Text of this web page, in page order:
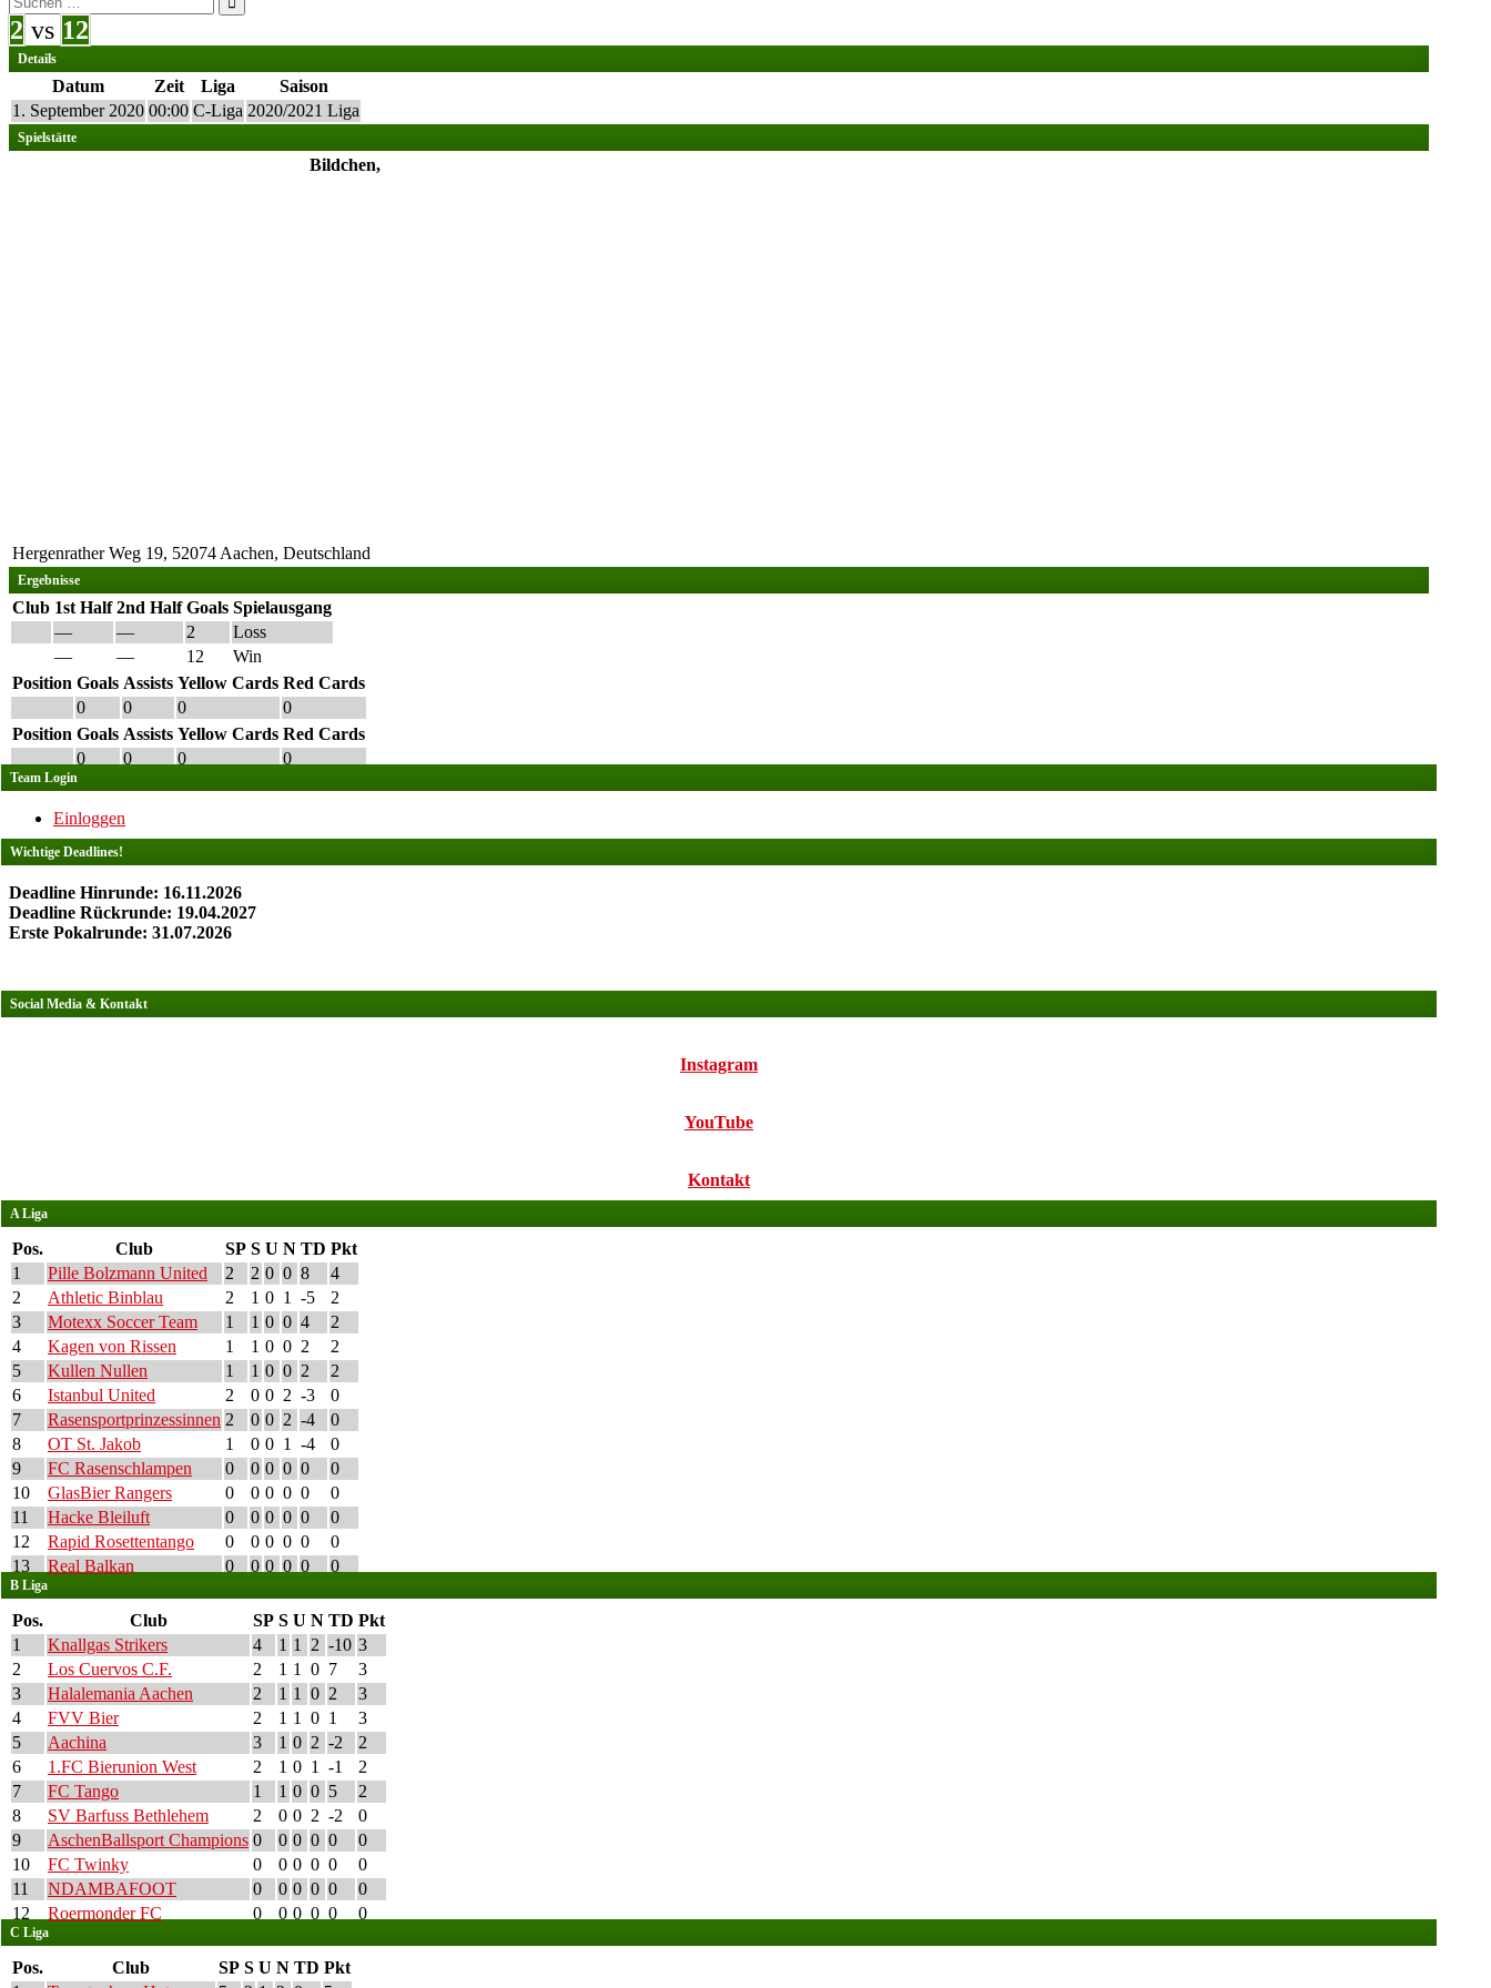
nach:
2 vs 12
Details
Datum Zeit Liga
Saison
1. September 2020 00:00 C-Liga 2020/2021 Liga
Spielstätte
Bildchen,
Hergenrather Weg 19, 52074 Aachen, Deutschland
Ergebnisse
Club 1st Half 2nd Half Goals Spielausgang
—
— 2
Loss
—
— 12
Win
Position Goals Assists Yellow Cards Red Cards
0
0 0
0
Position Goals Assists Yellow Cards Red Cards
0
0 0 0
Team Login
Einloggen
Wichtige Deadlines!
Deadline Hinrunde: 16.11.2026
Deadline Rückrunde: 19.04.2027
Erste Pokalrunde: 31.07.2026
Social Media & Kontakt
Instagram
YouTube
Kontakt
A Liga
Pos. Club SP S U N TD Pkt
1
Pille Bolzmann United 2 2 0 0 8
4
2
Athletic Binblau 2 1 0 1 -5
2
3
Motexx Soccer Team 1 1 0 0 4
2
4
Kagen von Rissen 1 1 0 0 2
2
5
Kullen Nullen 1 1 0 0 2
2
6
Istanbul United 2 0 0 2 -3
0
7
Rasensportprinzessinnen 2 0 0 2 -4
0
8
OT St. Jakob 1 0 0 1 -4
0
9
FC Rasenschlampen 0 0 0 0 0
0
10
GlasBier Rangers 0 0 0 0 0
0
11
Hacke Bleiluft 0 0 0 0 0
0
12
Rapid Rosettentango 0 0 0 0 0
0
13
Real Balkan 0 0 0 0 0 0
B Liga
Pos. Club SP S U N TD Pkt
1
Knallgas Strikers 4 1 1 2 -10 3
2
Los Cuervos C.F. 2 1 1 0 7
3
3
Halalemania Aachen 2 1 1 0 2
3
4
FVV Bier 2 1 1 0 1
3
5
Aachina 3 1 0 2 -2
2
6
1.FC Bierunion West 2 1 0 1 -1
2
7
FC Tango 1 1 0 0 5
2
8
SV Barfuss Bethlehem 2 0 0 2 -2
0
9
AschenBallsport Champions 0 0 0 0 0
0
10
FC Twinky 0 0 0 0 0
0
11
NDAMBAFOOT 0 0 0 0 0
0
12
Roermonder FC 0 0 0 0 0 0
C Liga
Pos. Club SP S U N TD Pkt